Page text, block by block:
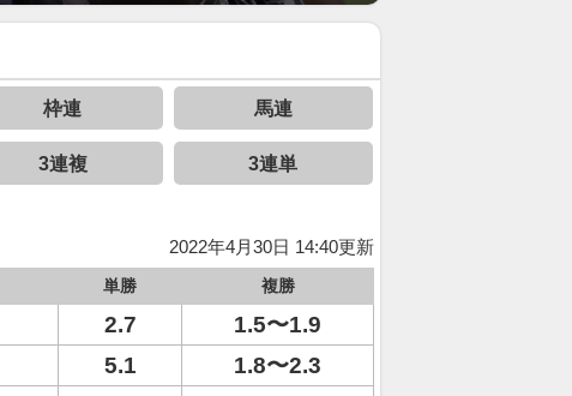
枠連 馬連
3連複 3連単
2022年4月30日 14:40更新
単勝 複勝
2.7
1.5〜1.9
5.1
1.8〜2.3